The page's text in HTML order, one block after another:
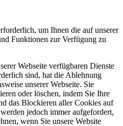
um Ihnen die auf unserer
Funktionen zur Verfügung zu
Webseite verfügbaren Dienste
sind, hat die Ablehnung
unserer Webseite. Sie
oder löschen, indem Sie Ihre
das Blockieren aller Cookies auf
jedoch immer aufgefordert,
wenn Sie unsere Website